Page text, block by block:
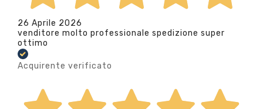
26 Aprile 2026
venditore molto professionale spedizione super
ottimo
Acquirente verificato